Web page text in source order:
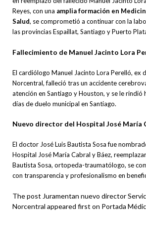
Reyes, con una amplia formación en
Salud, se comprometió a continuar con la
las provincias Espaillat, Santiago y Puerto
Fallecimiento de Manuel Jacinto Lora
El cardiólogo Manuel Jacinto Lora Perelló, ex
Norcentral, falleció tras un accidente
atención en Santiago y Houston, y se le rindió
días de duelo municipal en Santiago.
Nuevo director del Hospital José María
El doctor José Luis Bautista Sosa fue
Hospital José María Cabral y Báez,
Bautista Sosa, ortopeda-traumatólogo, se
con transparencia y profesionalismo en
The post Juramentan nuevo director
Norcentral appeared first on Portada